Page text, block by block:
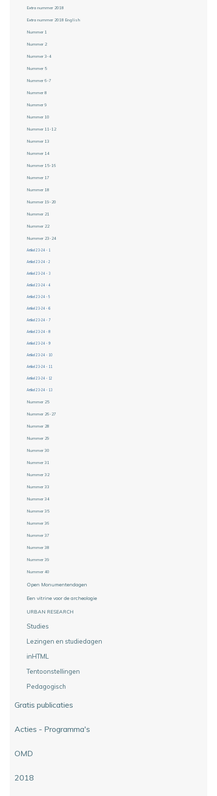
Extra nummer 2018
Extra nummer 2018 English
Nummer 1
Nummer 2
Nummer 3-4
Nummer 5
Nummer 6-7
Nummer 8
Nummer 9
Nummer 10
Nummer 11-12
Nummer 13
Nummer 14
Nummer 15-16
Nummer 17
Nummer 18
Nummer 19-20
Nummer 21
Nummer 22
Nummer 23-24
Artikel 23-24 - 1
Artikel 23-24 - 2
Artikel 23-24 - 3
Artikel 23-24 - 4
Artikel 23-24 - 5
Artikel 23-24 - 6
Artikel 23-24 - 7
Artikel 23-24 - 8
Artikel 23-24 - 9
Artikel 23-24 - 10
Artikel 23-24 - 11
Artikel 23-24 - 12
Artikel 23-24 - 13
Nummer 25
Nummer 26-27
Nummer 28
Nummer 29
Nummer 30
Nummer 31
Nummer 32
Nummer 33
Nummer 34
Nummer 35
Nummer 36
Nummer 37
Nummer 38
Nummer 39
Nummer 40
Open Monumentendagen
Een vitrine voor de archeologie
URBAN RESEARCH
Studies
Lezingen en studiedagen
inHTML
Tentoonstellingen
Pedagogisch
Gratis publicaties
Acties - Programma's
OMD
2018